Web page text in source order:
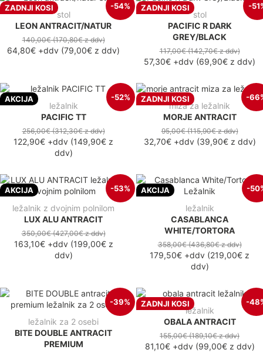
ZADNJI KOSI -54%
stol
LEON ANTRACIT/NATUR
140,00€(170,80€z ddv)
64,80€ +ddv (79,00€ z ddv)
ZADNJI KOSI -
stol
PACIFIC R DARK
GREY/BLACK
117,00€(142,70€z ddv)
57,30€ +ddv (69,90€ z ddv)
AKCIJA -52%
ležalnik
PACIFIC TT
256,00€(312,30€z ddv)
122,90€ +ddv (149,90€ z
ddv)
ZADNJI KOSI -
miza za ležalnik
MORJE ANTRACIT
95,00€(115,90€z ddv)
32,70€+ddv(39,90€z ddv)
AKCIJA -53%
ležalnik z dvojnim polnilom
LUX ALU ANTRACIT
350,00€(427,00€z ddv)
163,10€+ddv(199,00€z
ddv)
AKCIJA -
ležalnik
CASABLANCA
WHITE/TORTORA
358,00€(436,80€z ddv)
179,50€ +ddv (219,00€ z
ddv)
-39%
ležalnik za 2 osebi
BITE DOUBLE ANTRACIT
PREMIUM
ZADNJI KOSI -
ležalnik
OBALA ANTRACIT
155,00€(189,10€z ddv)
81,10€+ddv(99,00€z ddv)